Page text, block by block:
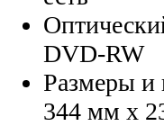
DVD-RW
Размеры и
344 мм x